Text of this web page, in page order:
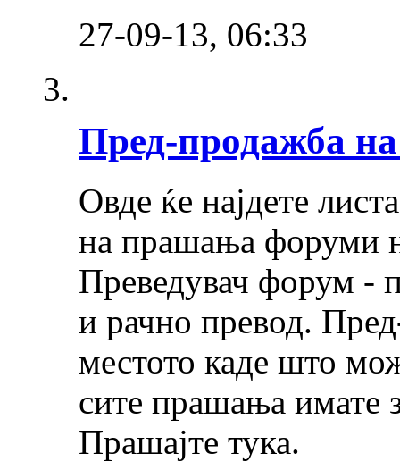
27-09-13, 06:33
Пред-продажба
Овде ќе најдете
на прашања форуми
Преведувач форум -
и рачно превод.
местото каде што
сите прашања имате
Прашајте тука.